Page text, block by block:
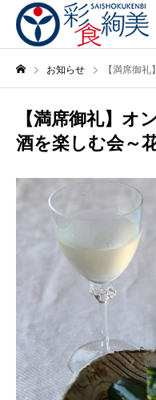
お知らせ 【満席御礼】オ
【満席御礼】オ
酒を楽しむ会～